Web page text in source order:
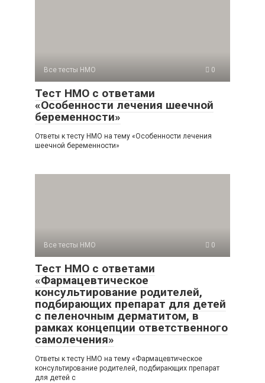
Все тесты НМО 0
Тест НМО с ответами
«Особенности лечения шеечной
беременности»
Ответы к тесту НМО на тему «Особенности лечения
шеечной беременности»
Все тесты НМО 0
Тест НМО с ответами
«Фармацевтическое
консультирование родителей,
подбирающих препарат для детей
с пеленочным дерматитом, в
рамках концепции ответственного
самолечения»
Ответы к тесту НМО на тему «Фармацевтическое
консультирование родителей, подбирающих препарат
для детей с